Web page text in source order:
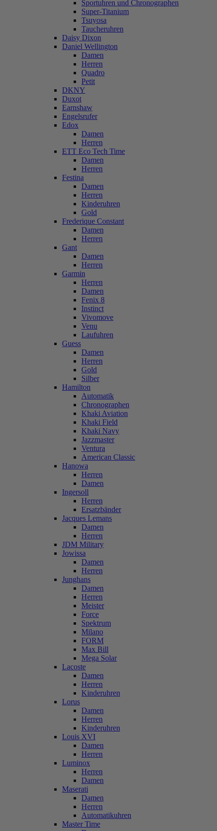
Sportuhren und Chronographen
Super-Titanium
Tsuyosa
Taucheruhren
Daisy Dixon
Daniel Wellington
Damen
Herren
Quadro
Petit
DKNY
Duxot
Earnshaw
Engelsrufer
Edox
Damen
Herren
ETT Eco Tech Time
Damen
Herren
Festina
Damen
Herren
Kinderuhren
Gold
Frederique Constant
Damen
Herren
Gant
Damen
Herren
Garmin
Herren
Damen
Fenix 8
Instinct
Vivomove
Venu
Laufuhren
Guess
Damen
Herren
Gold
Silber
Hamilton
Automatik
Chronographen
Khaki Aviation
Khaki Field
Khaki Navy
Jazzmaster
Ventura
American Classic
Hanowa
Herren
Damen
Ingersoll
Herren
Ersatzbänder
Jacques Lemans
Damen
Herren
JDM Military
Jowissa
Damen
Herren
Junghans
Damen
Herren
Meister
Force
Spektrum
Milano
FORM
Max Bill
Mega Solar
Lacoste
Damen
Herren
Kinderuhren
Lorus
Damen
Herren
Kinderuhren
Louis XVI
Damen
Herren
Luminox
Herren
Damen
Maserati
Damen
Herren
Automatikuhren
Master Time